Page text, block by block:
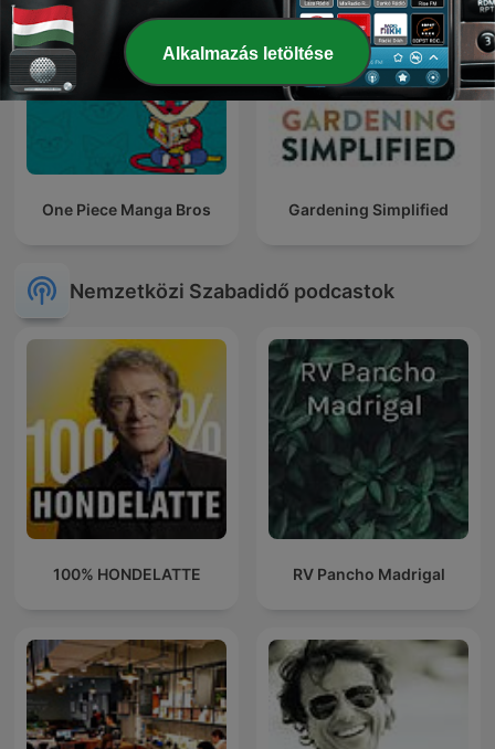
One Piece Manga Bros Gardening Simplified
Nemzetközi Szabadidő podcastok
100% HONDELATTE RV Pancho Madrigal
Alkalmazás letöltése